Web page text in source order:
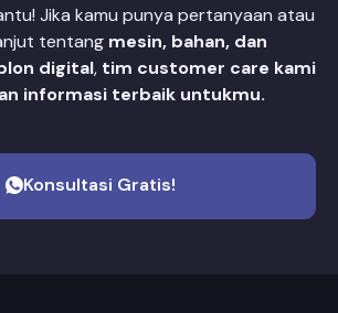
Jika kamu punya pertanyaan atau
tentang mesin, bahan, dan
digital, tim customer care kami
informasi terbaik untukmu.
Konsultasi Gratis!